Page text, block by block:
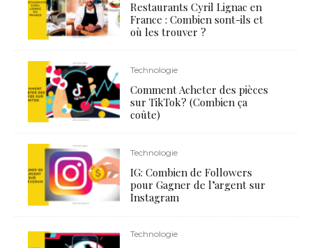
Restaurants Cyril Lignac en
France : Combien sont-ils et
où les trouver ?
Technologie
Comment Acheter des pièces
sur TikTok? (Combien ça
coûte)
Technologie
IG: Combien de Followers
pour Gagner de l’argent sur
Instagram
Technologie